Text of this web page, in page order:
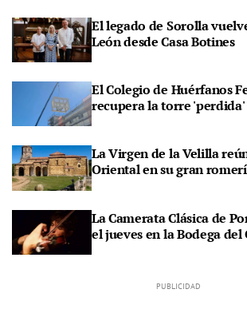
El legado de Sorolla
León desde Casa Botines
El Colegio de Huérfanos
recupera la torre 'perdida'
La Virgen de la Velilla
Oriental en su gran
La Camerata Clásica de
el jueves en la Bodega del